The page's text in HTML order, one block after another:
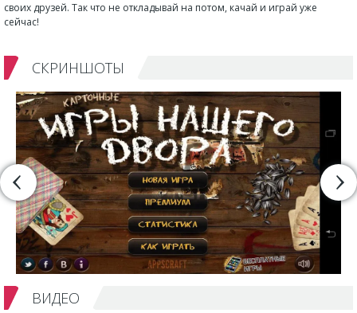
своих друзей. Так что не откладывай на потом, качай и играй уже
сейчас!
СКРИНШОТЫ
ВИДЕО